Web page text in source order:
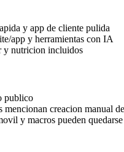
y app de cliente pulida
app y herramientas con IA
y nutricion incluidos
publico
mencionan creacion manual
y macros pueden